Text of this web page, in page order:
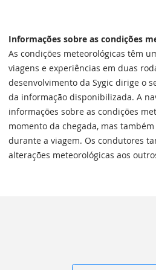
Informações sobre as condições
As condições meteorológicas têm
viagens e experiências em duas
desenvolvimento da Sygic dirige o
da informação disponibilizada. A
informações sobre as condições
momento da chegada, mas
durante a viagem. Os condutores
alterações meteorológicas aos